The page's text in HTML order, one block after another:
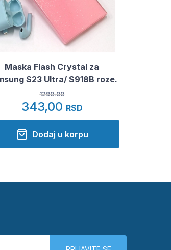
Maska Flash Crystal za
S23 Ultra/ S918B roze.
1290.00
343,00 RSD
Dodaj u korpu